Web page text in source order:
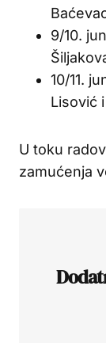
9/10.
10/11.
Lisović
U toku
zamućenja